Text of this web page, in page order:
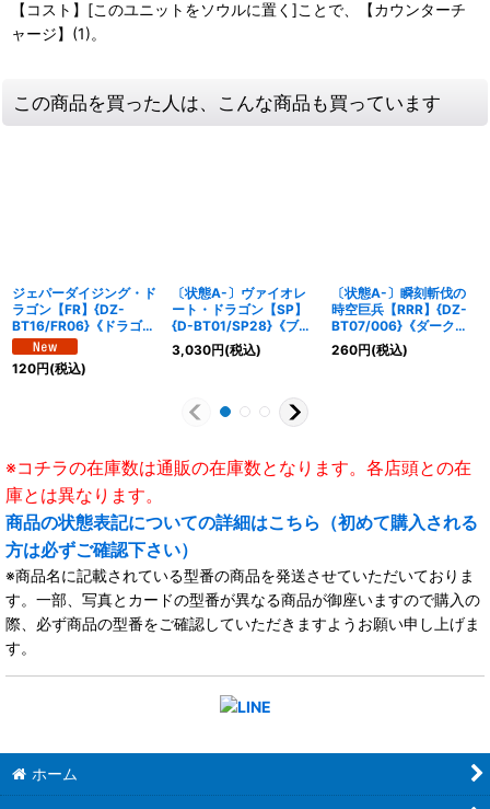
【コスト】[このユニットをソウルに置く]ことで、【カウンターチ
ャージ】(1)。
この商品を買った人は、こんな商品も買っています
ジェパーダイジング・ド
ラゴン【FR】{DZ-
BT16/FR06}《ドラゴン
エンパイア》
120円(税込)
〔状態A-〕ヴァイオレ
ート・ドラゴン【SP】
{D-BT01/SP28}《ブラ
ントゲート》
3,030円(税込)
〔状態A-〕瞬刻斬伐の
時空巨兵【RRR】{DZ-
BT07/006}《ダークス
テイツ》
260円(税込)
※コチラの在庫数は通販の在庫数となります。各店頭との在
庫とは異なります。
商品の状態表記についての詳細はこちら（初めて購入される
方は必ずご確認下さい）
※商品名に記載されている型番の商品を発送させていただいておりま
す。一部、写真とカードの型番が異なる商品が御座いますので購入の
際、必ず商品の型番をご確認していただきますようお願い申し上げま
す。
ホーム